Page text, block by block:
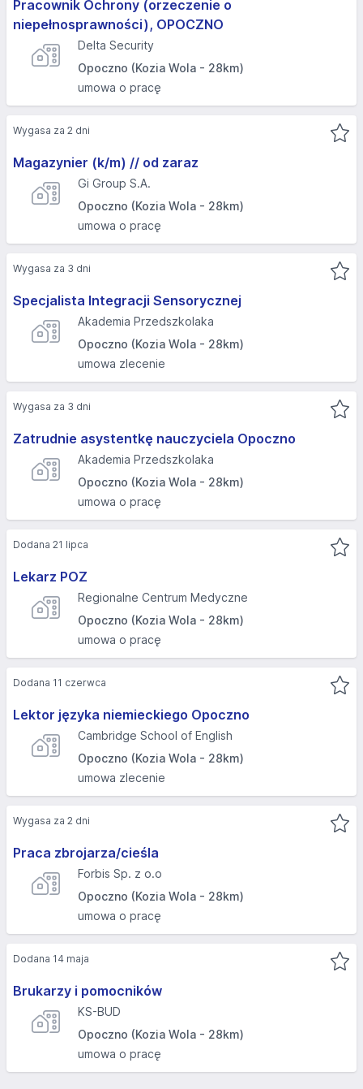
Pracownik Ochrony (orzeczenie o
niepełnosprawności), OPOCZNО
Delta Security
Opoczno (Kozia Wola - 28km)
umowa o pracę
Magazynier (k/m) // od zaraz
Gi Group S.A.
Opoczno (Kozia Wola - 28km)
umowa o pracę
Wygasa za 2 dni
Specjalista Integracji Sensorycznej
Akademia Przedszkolaka
Opoczno (Kozia Wola - 28km)
umowa zlecenie
Wygasa za 3 dni
Zatrudnie asystentkę nauczyciela Opoczno
Akademia Przedszkolaka
Opoczno (Kozia Wola - 28km)
umowa o pracę
Wygasa za 3 dni
Lekarz POZ
Regionalne Centrum Medyczne
Opoczno (Kozia Wola - 28km)
umowa o pracę
Dodana 21 lipca
Lektor języka niemieckiego Opoczno
Cambridge School of English
Opoczno (Kozia Wola - 28km)
umowa zlecenie
Dodana 11 czerwca
Praca zbrojarza/cieśla
Forbis Sp. z o.o
Opoczno (Kozia Wola - 28km)
umowa o pracę
Wygasa za 2 dni
Brukarzy i pomocników
KS-BUD
Opoczno (Kozia Wola - 28km)
umowa o pracę
Dodana 14 maja